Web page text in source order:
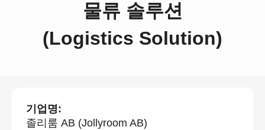
물류 솔루션
(Logistics Solution)
기업명:
졸리룸 AB (Jollyroom AB)